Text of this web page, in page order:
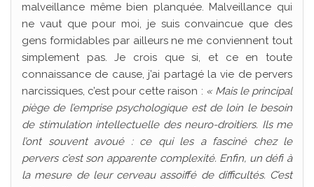
malveillance même bien planquée. Malveillance qui
ne vaut que pour moi, je suis convaincue que des
gens formidables par ailleurs ne me conviennent tout
simplement pas. Je crois que si, et ce en toute
connaissance de cause, j’ai partagé la vie de pervers
narcissiques, c’est pour cette raison : « Mais le principal
piège de l’emprise psychologique est de loin le besoin
de stimulation intellectuelle des neuro-droitiers. Ils me
l’ont souvent avoué : ce qui les a fasciné chez le
pervers c’est son apparente complexité. Enfin, un défi à
la mesure de leur cerveau assoiffé de difficultés. C’est